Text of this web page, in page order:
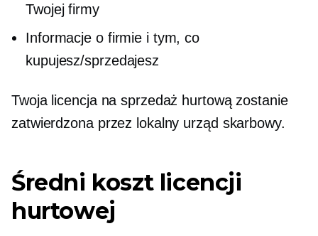
Twojej firmy
Informacje o firmie i tym, co
kupujesz/sprzedajesz
Twoja licencja na sprzedaż hurtową zostanie
zatwierdzona przez lokalny urząd skarbowy.
Średni koszt licencji
hurtowej